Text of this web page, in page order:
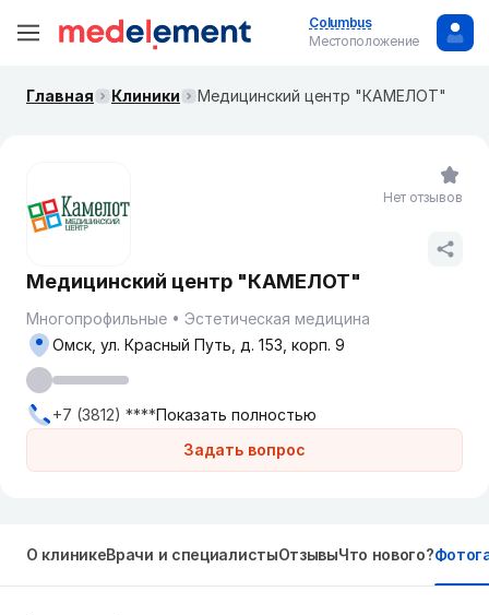
Columbus
Местоположение
Главная Клиники Медицинский центр "КАМЕЛОТ"
Медицинский центр "КАМЕЛОТ"
Многопрофильные Эстетическая медицина
Задать вопрос
Омск, ул. Красный Путь, д. 153, корп. 9
+7 (3812) ****Показать полностью
Нет отзывов
О клиникеВрачи и специалистыОтзывыЧто нового?